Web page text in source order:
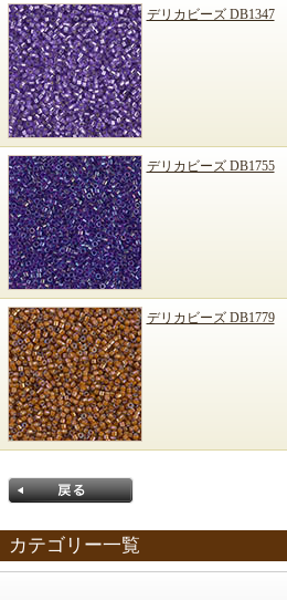
デリカビーズ DB1347
デリカビーズ DB1755
デリカビーズ DB1779
カテゴリー一覧